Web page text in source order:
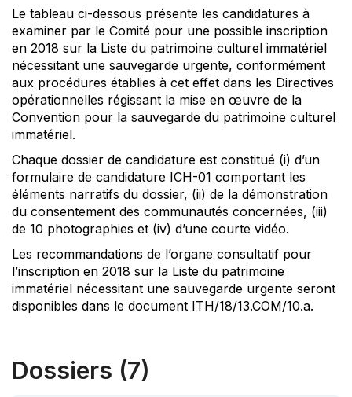
Le tableau ci-dessous présente les candidatures à
examiner par le Comité pour une possible inscription
en 2018 sur la Liste du patrimoine culturel immatériel
nécessitant une sauvegarde urgente, conformément
aux procédures établies à cet effet dans les Directives
opérationnelles régissant la mise en œuvre de la
Convention pour la sauvegarde du patrimoine culturel
immatériel.
Chaque dossier de candidature est constitué (i) d’un
formulaire de candidature ICH-01 comportant les
éléments narratifs du dossier, (ii) de la démonstration
du consentement des communautés concernées, (iii)
de 10 photographies et (iv) d’une courte vidéo.
Les recommandations de l’organe consultatif pour
l’inscription en 2018 sur la Liste du patrimoine
immatériel nécessitant une sauvegarde urgente seront
disponibles dans le document ITH/18/13.COM/10.a.
Dossiers (7)